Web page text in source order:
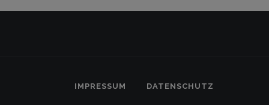
IMPRESSUM DATENSCHUTZ